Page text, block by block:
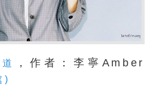
，作者：李寧Amber
)